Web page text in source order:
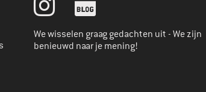
We wisselen graag gedachten uit - We zijn
benieuwd naar je mening!